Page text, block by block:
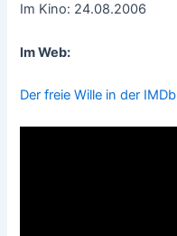
Im Kino: 24.08.2006
Im Web:
Der freie Wille in der IMDb